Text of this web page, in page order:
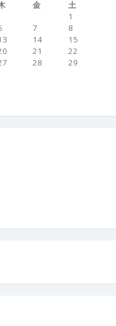
金
土
1
7
8
14
15
21
22
28
29